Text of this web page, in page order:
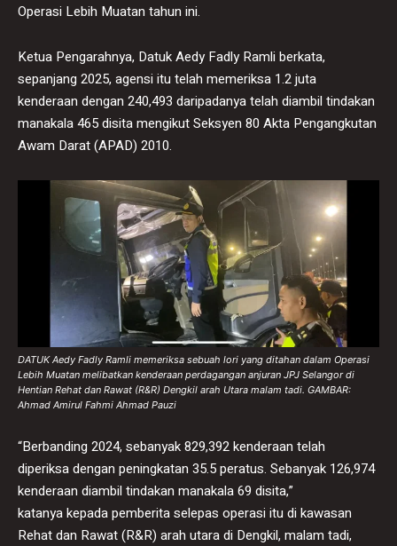
Operasi Lebih Muatan tahun ini.
Ketua Pengarahnya, Datuk Aedy Fadly Ramli berkata,
sepanjang 2025, agensi itu telah memeriksa 1.2 juta
kenderaan dengan 240,493 daripadanya telah diambil tindakan
manakala 465 disita mengikut Seksyen 80 Akta Pengangkutan
Awam Darat (APAD) 2010.
DATUK Aedy Fadly Ramli memeriksa sebuah lori yang ditahan dalam Operasi
Lebih Muatan melibatkan kenderaan perdagangan anjuran JPJ Selangor di
Hentian Rehat dan Rawat (R&R) Dengkil arah Utara malam tadi. GAMBAR:
Ahmad Amirul Fahmi Ahmad Pauzi
“Berbanding 2024, sebanyak 829,392 kenderaan telah
diperiksa dengan peningkatan 35.5 peratus. Sebanyak 126,974
kenderaan diambil tindakan manakala 69 disita,”
katanya kepada pemberita selepas operasi itu di kawasan
Rehat dan Rawat (R&R) arah utara di Dengkil, malam tadi,